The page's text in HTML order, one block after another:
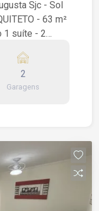
Sjc - Sol
apartamento
Center
com
no
salão de
salão de
Lopes
2
Garagens